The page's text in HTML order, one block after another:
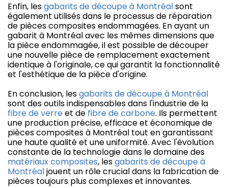
Enfin, lesgabarits de découpe à Montréalsont
également utilisés dans le processus de réparation
de pièces composites endommagées. En ayant un
gabarit à Montréal avec les mêmes dimensions que
la pièce endommagée, il est possible de découper
une nouvelle pièce de remplacement exactement
identique à l'originale, ce qui garantit la fonctionnalité
et l'esthétique de la pièce d'origine.
En conclusion, lesgabarits de découpe à Montréal
sont des outils indispensables dans l'industrie de la
fibre de verreet de fibre de carbone. Ils permettent
une production précise, efficace et économique de
pièces composites à Montréal tout en garantissant
une haute qualité et une uniformité. Avec l'évolution
constante de la technologie dans le domaine des
matériaux composites, lesgabarits de découpe à
Montréaljouent un rôle crucial dans la fabrication de
pièces toujours plus complexes et innovantes.